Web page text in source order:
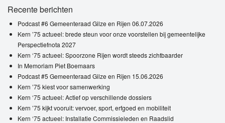
Recente berichten
Podcast #6 Gemeenteraad Gilze en Rijen 06.07.2026
Kern ’75 actueel: brede steun voor onze voorstellen bij gemeentelijke
Perspectiefnota 2027
Kern ‘75 actueel: Spoorzone Rijen wordt steeds zichtbaarder
In Memoriam Piet Boemaars
Podcast #5 Gemeenteraad Gilze en Rijen 15.06.2026
Kern ’75 kiest voor samenwerking
Kern ‘75 actueel: Actief op verschillende dossiers
Kern ’75 kijkt vooruit: vervoer, sport, erfgoed en mobiliteit
Kern ‘75 actueel: Installatie Commissieleden en Raadslid